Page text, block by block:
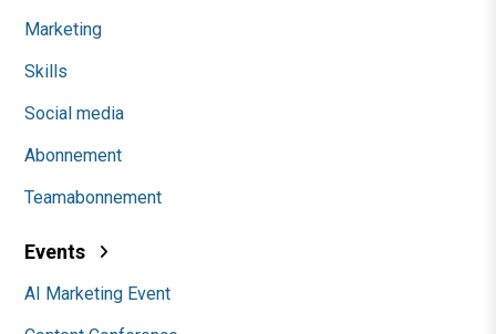
Marketing
Skills
Social media
Abonnement
Teamabonnement
Events
AI Marketing Event